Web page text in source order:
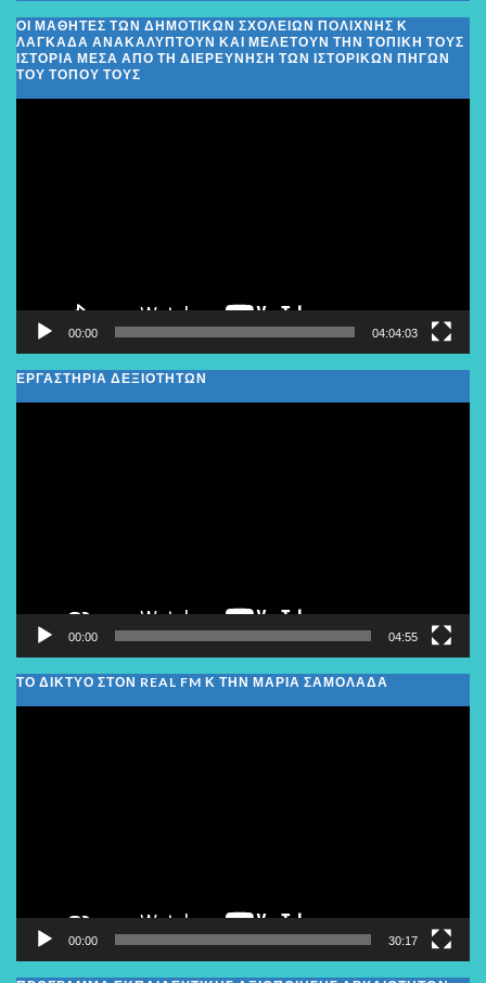
ΟΙ ΜΑΘΗΤΈΣ ΤΩΝ ΔΗΜΟΤΙΚΏΝ ΣΧΟΛΕΊΩΝ ΠΟΛΊΧΝΗΣ Κ
ΛΑΓΚΑΔΆ ΑΝΑΚΑΛΎΠΤΟΥΝ ΚΑΙ ΜΕΛΕΤΟΎΝ ΤΗΝ ΤΟΠΙΚΉ ΤΟΥΣ
ΙΣΤΟΡΊΑ ΜΈΣΑ ΑΠΌ ΤΗ ΔΙΕΡΕΎΝΗΣΗ ΤΩΝ ΙΣΤΟΡΙΚΏΝ ΠΗΓΏΝ
ΤΟΥ ΤΌΠΟΥ ΤΟΥΣ
00:00 04:04:03
ΕΡΓΑΣΤΗΡΙΑ ΔΕΞΙΟΤΗΤΩΝ
00:00 04:55
ΤΟ ΔΙΚΤΥΟ ΣΤΟΝ REAL FM Κ ΤΗΝ ΜΑΡΙΑ ΣΑΜΟΛΑΔΑ
00:00 30:17